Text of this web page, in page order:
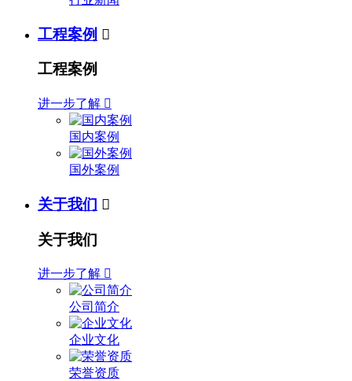
工程案例 
工程案例
进一步了解 
国内案例
国外案例
关于我们 
关于我们
进一步了解 
公司简介
企业文化
荣誉资质